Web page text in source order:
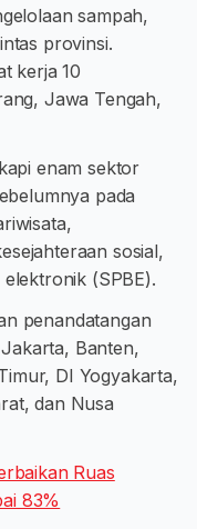
sampah,
provinsi.
kerja 10
Jawa Tengah,
enam sektor
pada
sosial,
(SPBE).
penandatangan
Banten,
DI Yogyakarta,
dan Nusa
Ruas
83%